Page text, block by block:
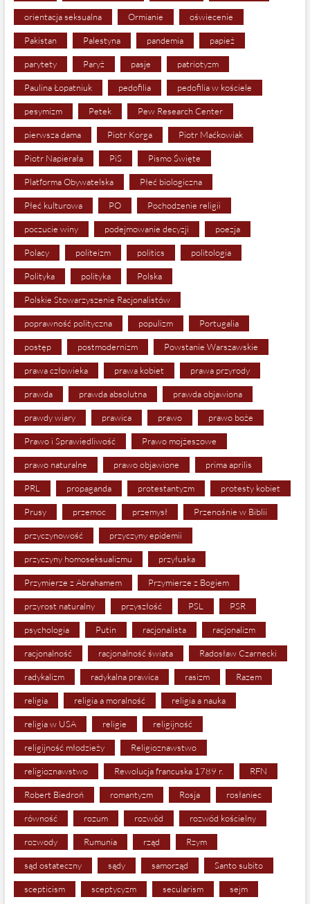
orientacja seksualna Ormianie oświecenie
Pakistan Palestyna pandemia papież
parytety Paryż pasje patriotyzm
Paulina Łopatniuk pedofilia pedofilia w kościele
pesymizm Petek Pew Research Center
pierwsza dama Piotr Korga Piotr Maćkowiak
Piotr Napierała PiS Pismo Święte
Platforma Obywatelska Płeć biologiczna
Płeć kulturowa PO Pochodzenie religii
poczucie winy podejmowanie decyzji poezja
Polacy politeizm politics politologia
Polityka polityka Polska
Polskie Stowarzyszenie Racjonalistów
poprawność polityczna populizm Portugalia
postęp postmodernizm Powstanie Warszawskie
prawa człowieka prawa kobiet prawa przyrody
prawda prawda absolutna prawda objawiona
prawdy wiary prawica prawo prawo boże
Prawo i Sprawiedliwość Prawo mojżeszowe
prawo naturalne prawo objawione prima aprilis
PRL propaganda protestantyzm protesty kobiet
Prusy przemoc przemysł Przenośnie w Biblii
przyczynowość przyczyny epidemii
przyczyny homoseksualizmu przyłuska
Przymierze z Abrahamem Przymierze z Bogiem
przyrost naturalny przyszłość PSL PSR
psychologia Putin racjonalista racjonalizm
racjonalność racjonalność świata Radosław Czarnecki
radykalizm radykalna prawica rasizm Razem
religia religia a moralność religia a nauka
religia w USA religie religijność
religijność młodzieży Religioznawstwo
religioznawstwo Rewolucja francuska 1789 r. RFN
Robert Biedroń romantyzm Rosja rosłaniec
równość rozum rozwód rozwód kościelny
rozwody Rumunia rząd Rzym
sąd ostateczny sądy samorząd Santo subito
scepticism sceptycyzm secularism sejm